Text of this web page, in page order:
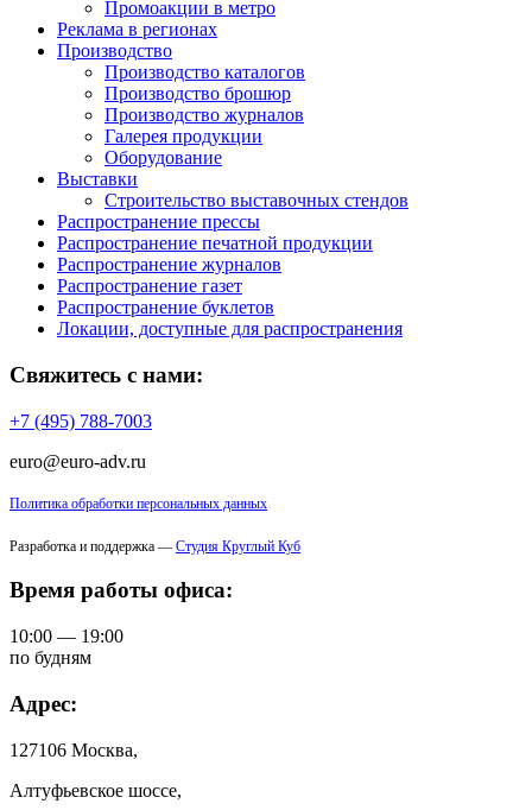
Промоакции в метро
Реклама в регионах
Производство
Производство каталогов
Производство брошюр
Производство журналов
Галерея продукции
Оборудование
Выставки
Строительство выставочных стендов
Распространение прессы
Распространение печатной продукции
Распространение журналов
Распространение газет
Распространение буклетов
Локации, доступные для распространения
Свяжитесь с нами:
+7 (495) 788-7003
euro@euro-adv.ru
Политика обработки персональных данных
Разработка и поддержка — Студия Круглый Куб
Время работы офиса:
10:00 — 19:00
по будням
Адрес:
127106 Москва,
Алтуфьевское шоссе,